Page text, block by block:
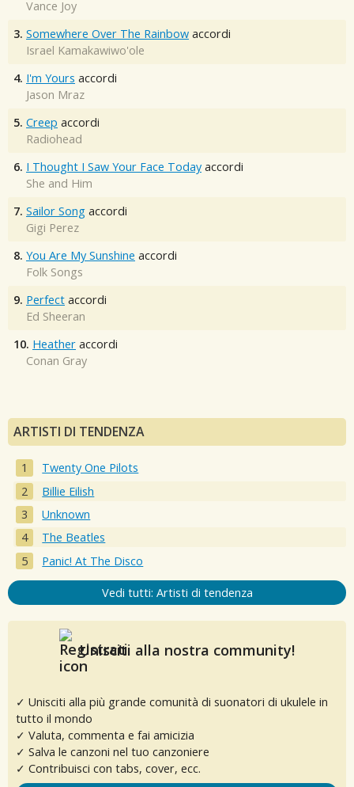
Vance Joy
3. Somewhere Over The Rainbow accordi
Israel Kamakawiwo'ole
4. I'm Yours accordi
Jason Mraz
5. Creep accordi
Radiohead
6. I Thought I Saw Your Face Today accordi
She and Him
7. Sailor Song accordi
Gigi Perez
8. You Are My Sunshine accordi
Folk Songs
9. Perfect accordi
Ed Sheeran
10. Heather accordi
Conan Gray
ARTISTI DI TENDENZA
Twenty One Pilots
Billie Eilish
Unknown
The Beatles
Panic! At The Disco
Vedi tutti: Artisti di tendenza
Unisciti alla nostra community!
✓ Unisciti alla più grande comunità di suonatori di ukulele in
tutto il mondo
✓ Valuta, commenta e fai amicizia
✓ Salva le canzoni nel tuo canzoniere
✓ Contribuisci con tabs, cover, ecc.